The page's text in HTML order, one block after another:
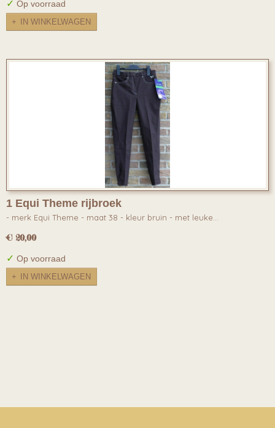
✓ Op voorraad
IN WINKELWAGEN
1 Equi Theme rijbroek
- merk Equi Theme - maat 38 - kleur bruin - met leuke…
€ 20,00
✓ Op voorraad
IN WINKELWAGEN